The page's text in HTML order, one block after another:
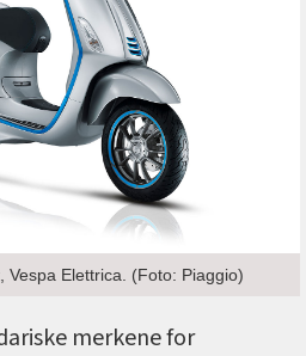
Vespa Elettrica. (Foto: Piaggio)
merkene for